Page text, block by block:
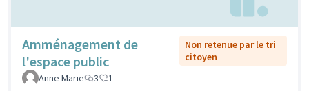
Amménagement de
l'espace public
Non retenue par le tri
citoyen
Anne Marie
3 1